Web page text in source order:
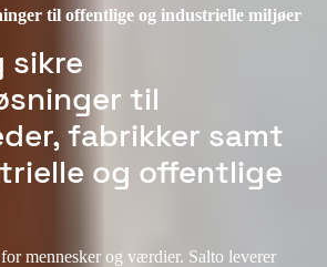
til offentlige og industrielle miljøer
sikre
til
fabrikker samt
og offentlige
mennesker og værdier. Salto leverer